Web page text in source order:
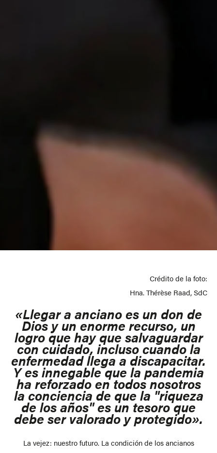
Crédito de la foto:
Hna. Thérèse Raad, SdC
«Llegar a anciano es un don de
Dios y un enorme recurso, un
logro que hay que salvaguardar
con cuidado, incluso cuando la
enfermedad llega a discapacitar.
Y es innegable que la pandemia
ha reforzado en todos nosotros
la conciencia de que la "riqueza
de los años" es un tesoro que
debe ser valorado y protegido».
La vejez: nuestro futuro. La condición de los ancianos